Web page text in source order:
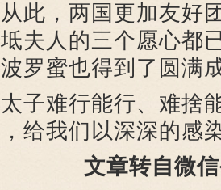
此，两国更加友好
夫人的三个愿心都
罗蜜也得到了圆满
难行能行、难捨
给我们以深深的感
文章转自微